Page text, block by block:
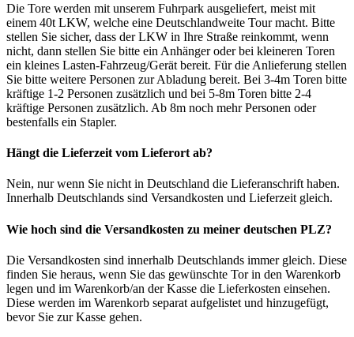
Die Tore werden mit unserem Fuhrpark ausgeliefert, meist mit
einem 40t LKW, welche eine Deutschlandweite Tour macht. Bitte
stellen Sie sicher, dass der LKW in Ihre Straße reinkommt, wenn
nicht, dann stellen Sie bitte ein Anhänger oder bei kleineren Toren
ein kleines Lasten-Fahrzeug/Gerät bereit. Für die Anlieferung stellen
Sie bitte weitere Personen zur Abladung bereit. Bei 3-4m Toren bitte
kräftige 1-2 Personen zusätzlich und bei 5-8m Toren bitte 2-4
kräftige Personen zusätzlich. Ab 8m noch mehr Personen oder
bestenfalls ein Stapler.
Hängt die Lieferzeit vom Lieferort ab?
Nein, nur wenn Sie nicht in Deutschland die Lieferanschrift haben.
Innerhalb Deutschlands sind Versandkosten und Lieferzeit gleich.
Wie hoch sind die Versandkosten zu meiner deutschen PLZ?
Die Versandkosten sind innerhalb Deutschlands immer gleich. Diese
finden Sie heraus, wenn Sie das gewünschte Tor in den Warenkorb
legen und im Warenkorb/an der Kasse die Lieferkosten einsehen.
Diese werden im Warenkorb separat aufgelistet und hinzugefügt,
bevor Sie zur Kasse gehen.